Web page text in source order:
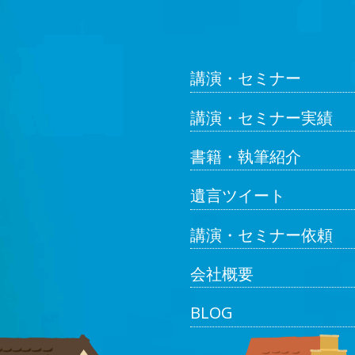
講演・セミナー
講演・セミナー実績
書籍・執筆紹介
遺言ツイート
講演・セミナー依頼
会社概要
BLOG